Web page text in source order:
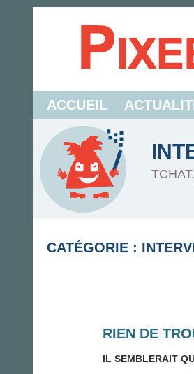
ACCUEIL
CATÉGORIE :
RIEN DE
IL SEMBLERAIT